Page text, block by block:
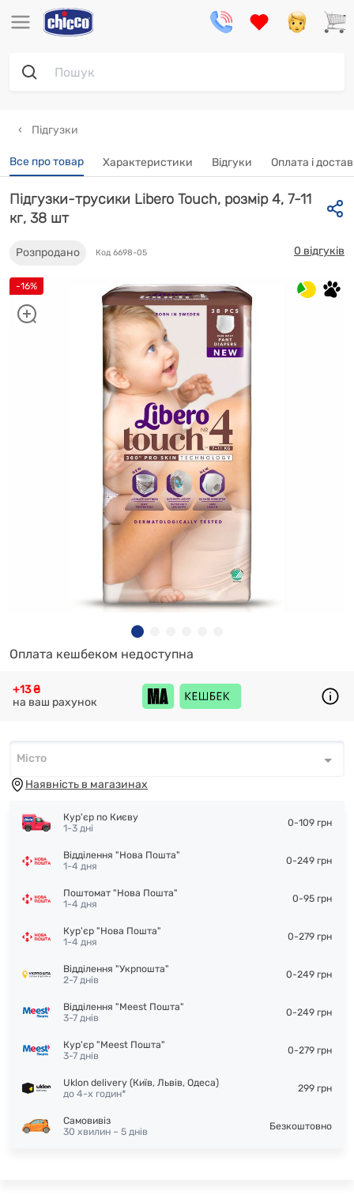
Підгузки
Все про товар Характеристики Відгуки Oплата і
-16%
Підгузки-трусики Libero Touch, розмір 4, 7-11
кг, 38 шт
Розпродано Код 6698-05 0 відгуків
Оплата кешбеком недоступна
+13 ₴
на ваш рахунок
Місто*
Місто
Наявність в магазинах
Кур'єр по Києву
1-3 дні
0-109 грн
Відділення "Нова Пошта"
1-4 дня
0-249 грн
Поштомат "Нова Пошта"
1-4 дня
0-95 грн
Кур'єр "Нова Пошта"
1-4 дня
0-279 грн
Відділення "Укрпошта"
2-7 днів
0-249 грн
Відділення "Meest Пошта"
3-7 днів
0-249 грн
Кур'єр "Meest Пошта"
3-7 днів
0-279 грн
Uklon delivery (Київ, Львів, Одеса)
до 4-х годин*
299 грн
Самовивіз
30 хвилин – 5 днів
Безкоштовно